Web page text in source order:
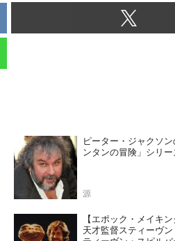
ピーター・ジャクソ
ンタンの冒険」シリ
源
【エポック・メイキ
天才監督スティーヴ